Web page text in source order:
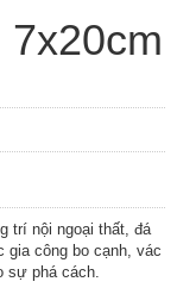
trí nội ngoại thất, đá
gia công bo cạnh, vác
sự phá cách.